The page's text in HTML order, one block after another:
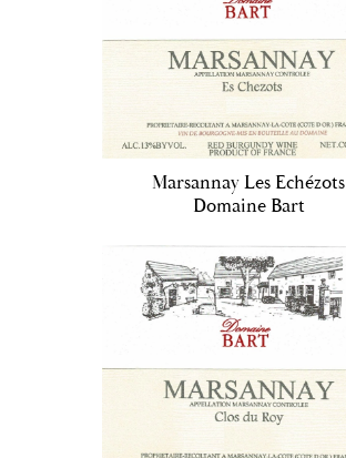
Marsannay Les Echézots
Domaine Bart